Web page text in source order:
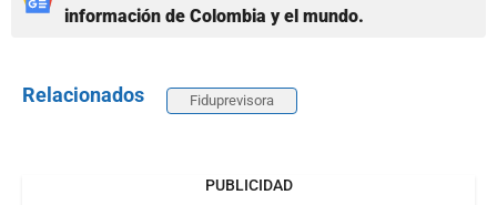
información de Colombia y el mundo.
Relacionados Fiduprevisora
PUBLICIDAD